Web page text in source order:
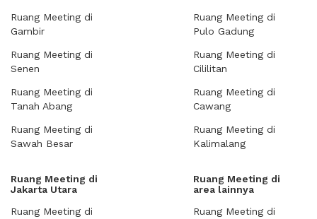
Ruang Meeting di
Gambir
Ruang Meeting di
Senen
Ruang Meeting di
Tanah Abang
Ruang Meeting di
Sawah Besar
Ruang Meeting di
Pulo Gadung
Ruang Meeting di
Cililitan
Ruang Meeting di
Cawang
Ruang Meeting di
Kalimalang
Ruang Meeting di
Jakarta Utara
Ruang Meeting di
Ruang Meeting di
area lainnya
Ruang Meeting di